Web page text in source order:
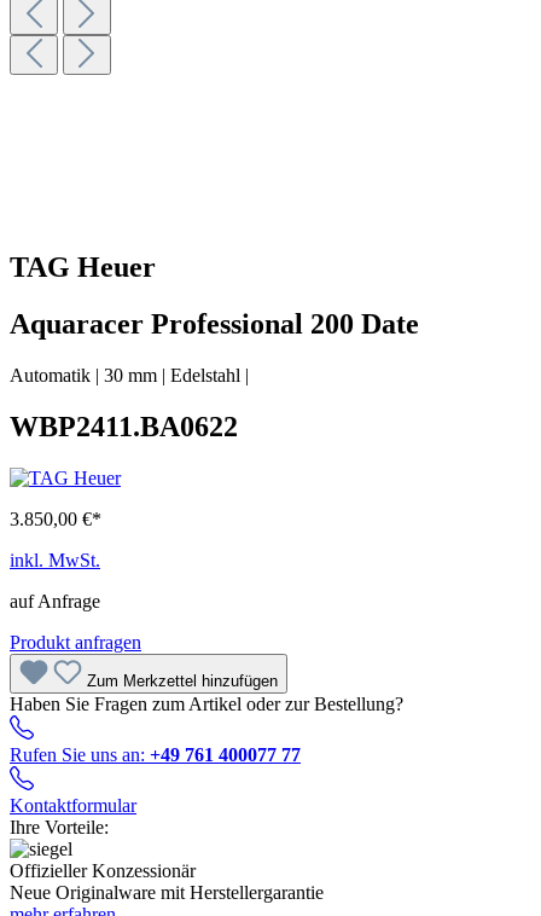
TAG Heuer
Aquaracer Professional 200 Date
Automatik | 30 mm | Edelstahl |
WBP2411.BA0622
3.850,00 €*
inkl. MwSt.
auf Anfrage
Produkt anfragen
Zum Merkzettel hinzufügen
Haben Sie Fragen zum Artikel oder zur Bestellung?
Rufen Sie uns an: +49 761 400077 77
Kontaktformular
Ihre Vorteile:
Offizieller Konzessionär
Neue Originalware mit Herstellergarantie